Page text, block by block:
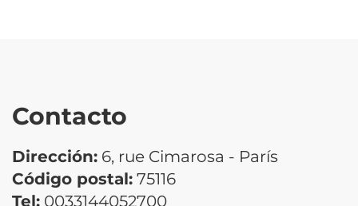
Contacto
Dirección: 6, rue Cimarosa - París
Código postal: 75116
Tel: 0033144052700